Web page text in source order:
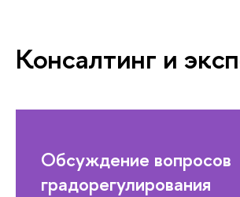
Консалтинг и
Обсуждение вопросов
градорегулирования